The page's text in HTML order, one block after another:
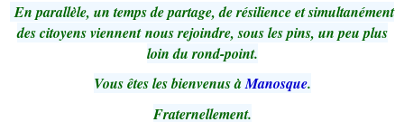
En parallèle, un temps de partage, de résilience et simultanément
des citoyens viennent nous rejoindre, sous les pins, un peu plus
loin du rond-point.
Vous êtes les bienvenus àManosque.
Fraternellement.